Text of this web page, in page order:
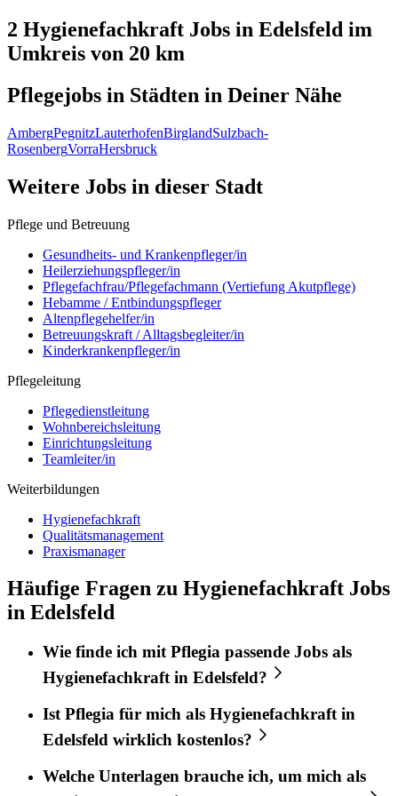
2 Hygienefachkraft Jobs in Edelsfeld im
Umkreis von 20 km
Pflegejobs in Städten in Deiner Nähe
AmbergPegnitzLauterhofenBirglandSulzbach-
RosenbergVorraHersbruck
Weitere Jobs in dieser Stadt
Pflege und Betreuung
Gesundheits- und Krankenpfleger/in
Heilerziehungspfleger/in
Pflegefachfrau/Pflegefachmann (Vertiefung Akutpflege)
Hebamme / Entbindungspfleger
Altenpflegehelfer/in
Betreuungskraft / Alltagsbegleiter/in
Kinderkrankenpfleger/in
Pflegeleitung
Pflegedienstleitung
Wohnbereichsleitung
Einrichtungsleitung
Teamleiter/in
Weiterbildungen
Hygienefachkraft
Qualitätsmanagement
Praxismanager
Häufige Fragen zu Hygienefachkraft Jobs
in Edelsfeld
Wie finde ich mitPflegia passende Jobs als
Hygienefachkraftin Edelsfeld?
Ist Pflegia für mich als Hygienefachkraft in
Edelsfeld wirklich kostenlos?
Welche Unterlagen brauche ich, um mich als